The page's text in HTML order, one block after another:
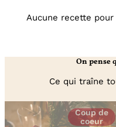
Aucune recette
On pense
Ce qui traîne
Coup de
coeur